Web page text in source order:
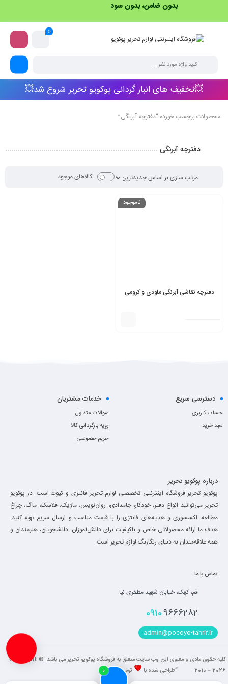
بدون ضامن، بدون سود
0
💥تخفیف های انبار گردانی پوکویو تحریر شروع شد💥
محصولات برچسب خورده “دفترچه آبرنگی”
دفترچه آبرنگی
کالاهای موجود
ناموجود
دفترچه نقاشی آبرنگی ملودی و کرومی
0
دسترسی سریع
حساب کاربری
سبد خرید
خدمات مشتریان
سوالات متداول
رویه بازگردانی کالا
حریم خصوصی
درباره پوکویو تحریر
پوکویو تحریر فروشگاه اینترنتی تخصصی لوازم تحریر فانتزی و کیوت است. در پوکویو
تحریر می‌توانید انواع دفتر، خودکار، جامدادی، روان‌نویس، ماژیک، فلاسک، ماگ، چراغ
مطالعه، اکسسوری و هدیه‌های فانتزی را با قیمت مناسب و ارسال سریع تهیه کنید.
هدف ما ارائه محصولاتی خاص و باکیفیت برای دانش‌آموزان، دانشجویان، هنرمندان و
همه علاقه‌مندان به دنیای رنگارنگ لوازم تحریر است.
تماس با ما
قم، کهک، خیابان شهید مظفری نیا
09109666282
admin@pocoyo-tahrir.ir
کلیه حقوق مادی و معنوی این وب سایت متعلق به فروشگاه پوکویو تحریر می باشد. Copyright ©
2010 – 2026 “طراحی شده با
توسط فاضل “